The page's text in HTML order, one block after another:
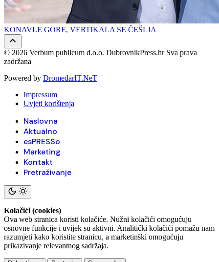
KONAVLE GORE, VERTIKALA SE ČEŠLJA
© 2026 Verbum publicum d.o.o. DubrovnikPress.hr Sva prava
zadržana
Powered by DromedarIT.NeT
Impressum
Uvjeti korištenja
Naslovna
Aktualno
esPRESSo
Marketing
Kontakt
Pretraživanje
Kolačići (cookies)
Ova web stranica koristi kolačiće. Nužni kolačići omogućuju
osnovne funkcije i uvijek su aktivni. Analitički kolačići pomažu nam
razumjeti kako koristite stranicu, a marketinški omogućuju
prikazivanje relevantnog sadržaja.